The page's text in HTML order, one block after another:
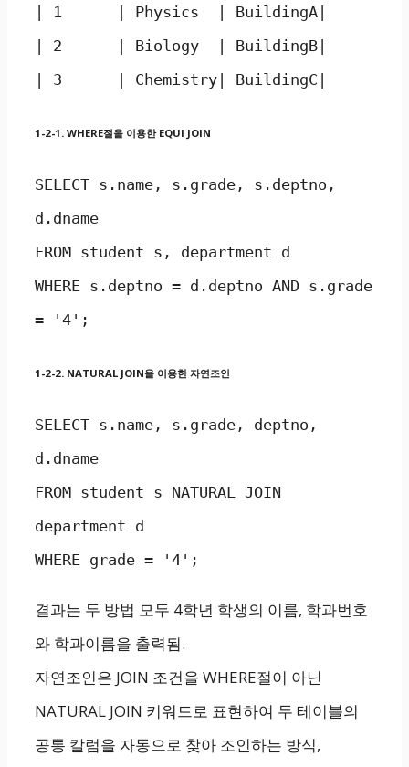
| 1      | Physics  | BuildingA|
| 2      | Biology  | BuildingB|
| 3      | Chemistry| BuildingC|
1-2-1. WHERE절을 이용한 EQUI JOIN
SELECT s.name, s.grade, s.deptno,
d.dname
FROM student s, department d
WHERE s.deptno = d.deptno AND s.grade
= '4';
1-2-2. NATURAL JOIN을 이용한 자연조인
SELECT s.name, s.grade, deptno,
d.dname
FROM student s NATURAL JOIN
department d
WHERE grade = '4';
결과는 두 방법 모두 4학년 학생의 이름, 학과번호
와 학과이름을 출력됨.
자연조인은 JOIN 조건을 WHERE절이 아닌
NATURAL JOIN 키워드로 표현하여 두 테이블의
공통 칼럼을 자동으로 찾아 조인하는 방식,